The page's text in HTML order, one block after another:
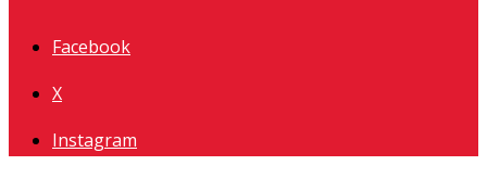
Facebook
X
Instagram